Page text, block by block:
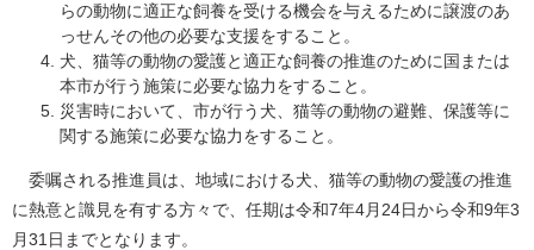
らの動物に適正な飼養を受ける機会を与えるために譲渡のあ
っせんその他の必要な支援をすること。
犬、猫等の動物の愛護と適正な飼養の推進のために国または
本市が行う施策に必要な協力をすること。
災害時において、市が行う犬、猫等の動物の避難、保護等に
関する施策に必要な協力をすること。
委嘱される推進員は、地域における犬、猫等の動物の愛護の推進
に熱意と識見を有する方々で、任期は令和7年4月24日から令和9年3
月31日までとなります。